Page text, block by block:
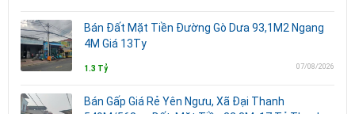
Bán Đất Mặt Tiền Đường Gò Dưa 93,1M2 Ngang
4M Giá 13Ty
1.3 Tỷ 07/08/2026
Bán Gấp Giá Rẻ Yên Ngưu, Xã Đại Thanh